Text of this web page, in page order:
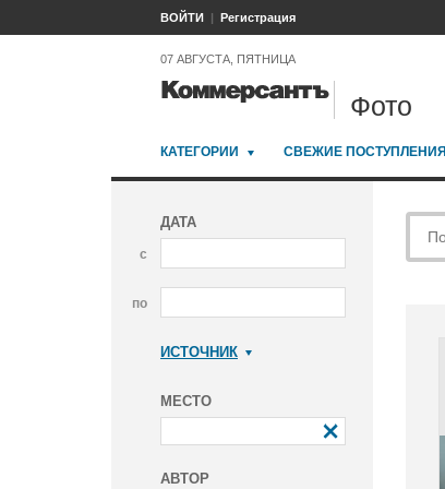
ВОЙТИ Регистрация
07 АВГУСТА, ПЯТНИЦА
Фото
КАТЕГОРИИ СВЕЖИЕ ПОСТУПЛЕНИЯ
ДАТА
с
по
ИСТОЧНИК
МЕСТО
АВТОР